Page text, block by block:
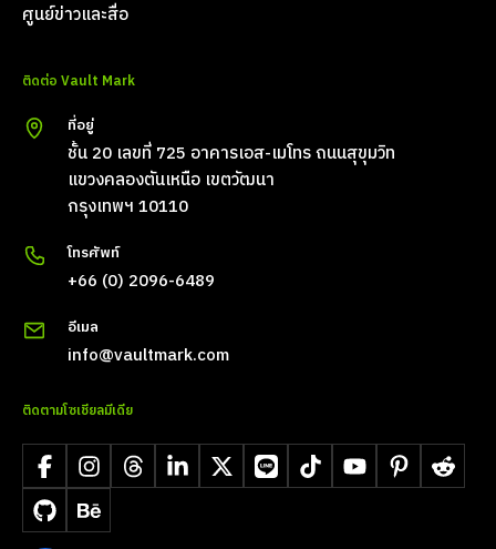
ศูนย์ข่าวและสื่อ
ติดต่อ Vault Mark
ที่อยู่
ชั้น 20 เลขที่ 725 อาคารเอส-เมโทร ถนนสุขุมวิท
แขวงคลองตันเหนือ เขตวัฒนา
กรุงเทพฯ 10110
โทรศัพท์
+66 (0) 2096-6489
อีเมล
info@vaultmark.com
ติดตามโซเชียลมีเดีย
FacebookInstagramThreadsLinkedIn
X LINE TikTokYouTubePinterestReddit
GitHubBehance